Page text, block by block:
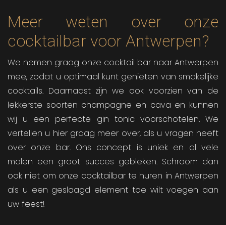
Meer weten over onze
cocktailbar voor Antwerpen?
We nemen graag onze cocktail bar naar Antwerpen
mee, zodat u optimaal kunt genieten van smakelijke
cocktails. Daarnaast zijn we ook voorzien van de
lekkerste soorten champagne en cava en kunnen
wij u een perfecte gin tonic voorschotelen. We
vertellen u hier graag meer over, als u vragen heeft
over onze bar. Ons concept is uniek en al vele
malen een groot succes gebleken. Schroom dan
ook niet om onze cocktailbar te huren in Antwerpen
als u een geslaagd element toe wilt voegen aan
uw feest!